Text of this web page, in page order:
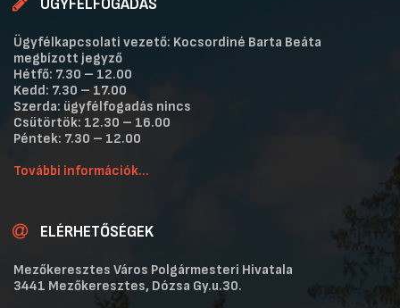
Ügyfélkapcsolati vezető: Kocsordiné Barta Beáta
megbízott jegyző
Hétfő: 7.30 – 12.00
Kedd: 7.30 – 17.00
Szerda: ügyfélfogadás nincs
Csütörtök: 12.30 – 16.00
Péntek: 7.30 – 12.00
További információk...
ELÉRHETŐSÉGEK
Mezőkeresztes Város Polgármesteri Hivatala
3441 Mezőkeresztes, Dózsa Gy.u.30.